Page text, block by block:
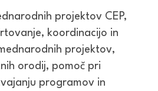
projektov CEP,
koordinacijo in
projektov,
orodij, pomoč pri
programov in